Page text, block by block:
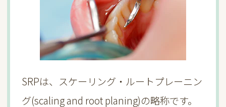
SRPは、スケーリング・ルートプレーニン
グ(scaling and root planing)の略称です。